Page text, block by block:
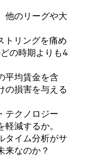
他のリーグや大
トリングを痛め
の時期よりも4
平均賃金を含
の損害を与える
テクノロジー
減するか。
タイム分析がサ
来なのか？